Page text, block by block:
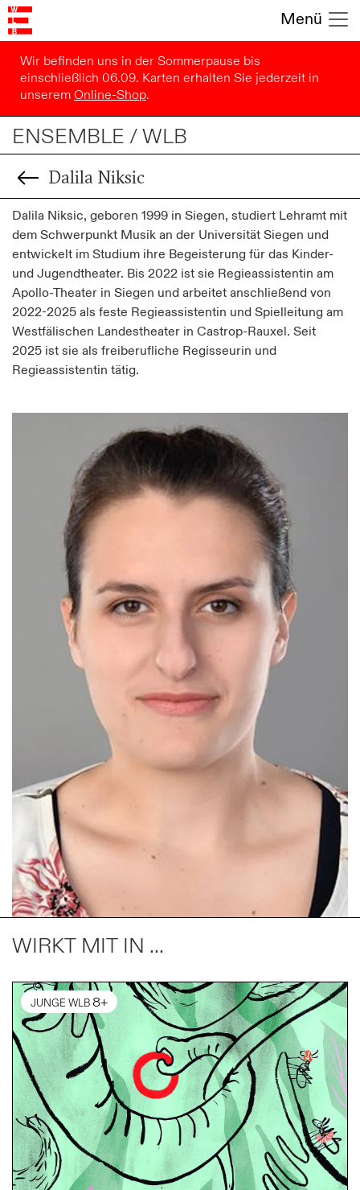
Menü
Wir befinden uns in der Sommerpause bis
einschließlich 06.09. Karten erhalten Sie jederzeit in
unseremOnline-Shop.
ENSEMBLE / WLB
Dalila Niksic
Dalila Niksic, geboren 1999 in Siegen, studiert Lehramt mit
dem Schwerpunkt Musik an der Universität Siegen und
entwickelt im Studium ihre Begeisterung für das Kinder-
und Jugendtheater. Bis 2022 ist sie Regieassistentin am
Apollo-Theater in Siegen und arbeitet anschließend von
2022-2025 als feste Regieassistentin und Spielleitung am
Westfälischen Landestheater in Castrop-Rauxel. Seit
2025 ist sie als freiberufliche Regisseurin und
Regieassistentin tätig.
WIRKT MIT IN ...
JUNGE WLB 8+